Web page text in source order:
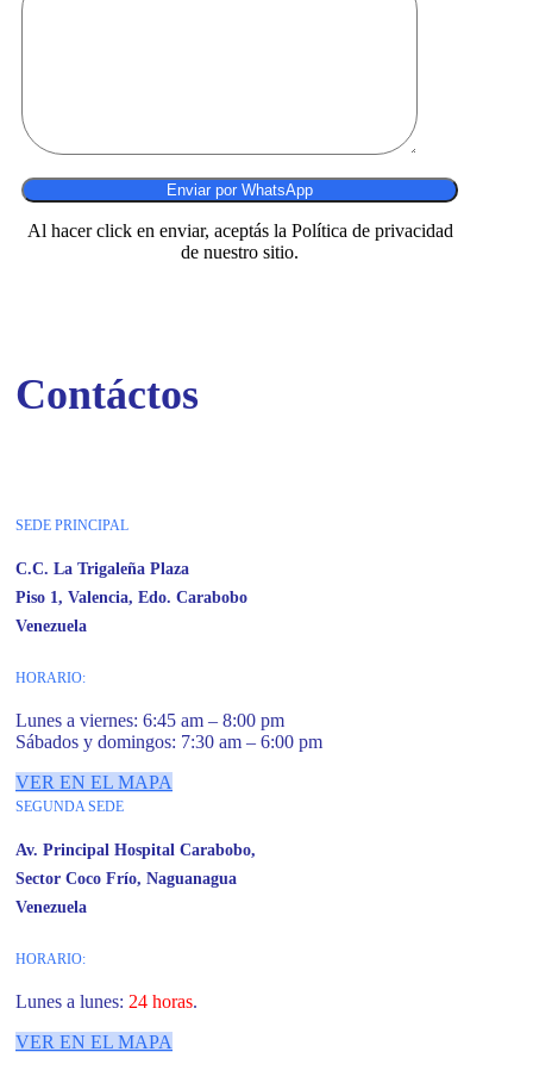
Al hacer click en enviar, aceptás la Política de privacidad
de nuestro sitio.
Contáctos
SEDE PRINCIPAL
C.C. La Trigaleña Plaza
Piso 1, Valencia, Edo. Carabobo
Venezuela
HORARIO:
Lunes a viernes: 6:45 am – 8:00 pm
Sábados y domingos: 7:30 am – 6:00 pm
VER EN EL MAPA
SEGUNDA SEDE
Av. Principal Hospital Carabobo,
Sector Coco Frío, Naguanagua
Venezuela
HORARIO:
Lunes a lunes: 24 horas.
VER EN EL MAPA